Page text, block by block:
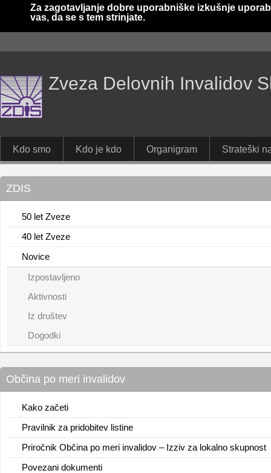
Za zagotavljanje dobre uporabniške izkušnje
vas, da se s tem strinjate.
Zveza Delovnih Invalidov
Kdo smo Kdo je kdo Organigram Strateški
ZDIS
50 let Zveze
40 let Zveze
Novice
Izpostavljeno
Aktivnosti
Iz društev
Dogodki
Občina po meri invalidov
Kako začeti
Pravilnik za pridobitev listine
Priročnik Občina po meri invalidov – Izziv za lokalno skupnost
Povezani dokumenti